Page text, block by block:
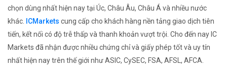
chọn dùng nhất hiện nay tại Úc, Châu Âu, Châu Á và nhiều nước
khác. ICMarkets cung cấp cho khách hàng nền tảng giao dịch tiên
tiến, kết nối có độ trễ thấp và thanh khoản vượt trội. Cho đến nay IC
Markets đã nhận được nhiều chứng chỉ và giấy phép tốt và uy tín
nhất hiện nay trên thế giới như ASIC, CySEC, FSA, AFSL, AFCA.